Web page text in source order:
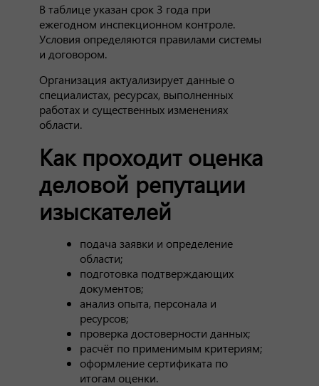
В таблице указан срок 3 года при
ежегодном инспекционном контроле.
Условия определяются правилами системы
и договором.
Организация актуализирует данные о
специалистах, ресурсах, выполненных
работах и существенных изменениях
области.
Как проходит оценка
деловой репутации
изыскателей
подача заявки и определение
области;
подготовка подтверждающих
документов;
анализ опыта, персонала и
ресурсов;
проверка достоверности данных;
расчёт по применимым критериям;
оформление сертификата по
итогам оценки.